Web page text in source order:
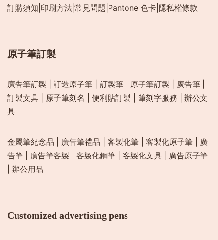
訂購須知 印刷方法 常見問題 Pantone 色卡 隱私權條款
原子筆訂製
廣告筆訂製 訂造原子筆 訂製筆 原子筆訂製 廣告筆
訂製文具
原子筆刻名 便利貼訂製 筆刻字服務
辦公文
具
金屬筆紀念品 廣告筆禮品 客製化筆 客製化原子筆
廣
告筆
廣告筆客製 客製化鋼筆 客製化文具
廣告原子筆
辦公用品
Customized advertising pens